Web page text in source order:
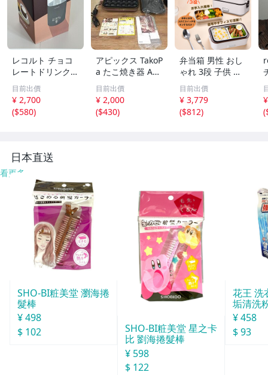
レコルト チョコ
レートドリンクメ
ーカー RMT-2 (G
Y) Chocolate Dri
nk Maker recolte
未開封
目前出價
¥ 2,700
($580)
アピックス TakoP
a たこ焼き器 AT
M-024 ブラウン
着脱式プレート2
枚組（たこ焼き/
平面）元箱/取扱
目前出價
¥ 2,000
($430)
弁当箱 男性 おし
ゃれ 3段 子供 女
子 炊飯器 1合炊
き 一人暮らし用
マルチ 小型 電気
加熱 ランチ ボッ
目前出價
¥ 3,779
($812)
(
日本直送
看更多
SHO-BI粧美堂 瀏海捲
髮棒
¥ 498
$ 102
SHO-BI粧美堂 星之卡
比 劉海捲髮棒
¥ 598
$ 122
花王 洗
垢清洗
¥ 458
$ 93